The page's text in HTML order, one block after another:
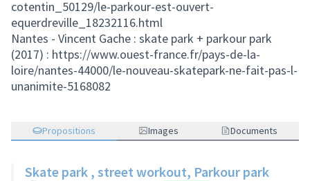
cotentin_50129/le-parkour-est-ouvert-
equerdreville_18232116.html
Nantes - Vincent Gache : skate park + parkour park
(2017) : https://www.ouest-france.fr/pays-de-la-
loire/nantes-44000/le-nouveau-skatepark-ne-fait-pas-l-
unanimite-5168082
Propositions Images Documents
Skate park , street workout, Parkour park